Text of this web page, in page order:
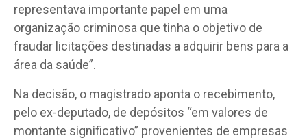
representava importante papel em uma
organização criminosa que tinha o objetivo de
fraudar licitações destinadas a adquirir bens para a
área da saúde”.
Na decisão, o magistrado aponta o recebimento,
pelo ex-deputado, de depósitos “em valores de
montante significativo” provenientes de empresas